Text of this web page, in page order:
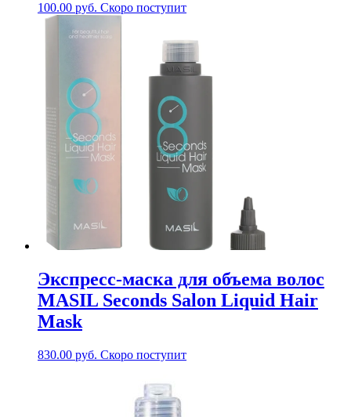
100.00 руб. Скоро поступит
Экспресс-маска для объема волос
MASIL Seconds Salon Liquid Hair
Mask
830.00 руб. Скоро поступит